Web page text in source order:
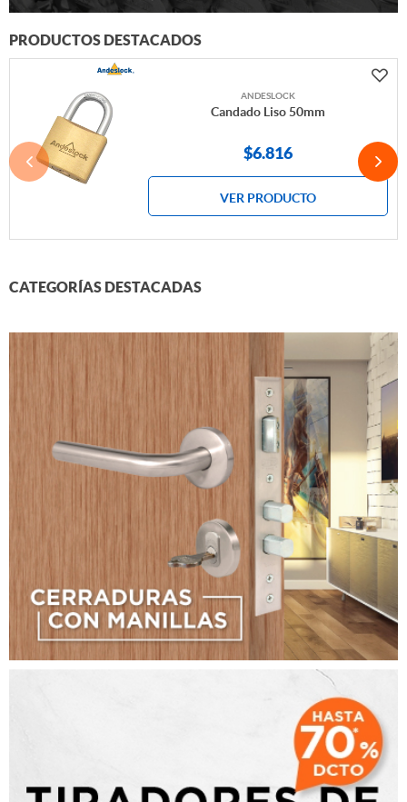
PRODUCTOS DESTACADOS
ANDESLOCK
Candado Liso 50mm
$6.816
VER PRODUCTO
CATEGORÍAS DESTACADAS